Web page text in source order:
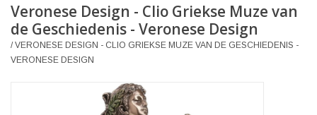
Merchandise
Retro Vintage
Veronese Design - Clio Griekse Muze van
de Geschiedenis - Veronese Design
/VERONESE DESIGN - CLIO GRIEKSE MUZE VAN DE GESCHIEDENIS -
VERONESE DESIGN